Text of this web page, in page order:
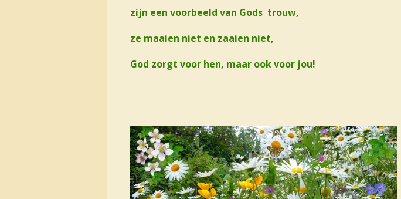
zijn een voorbeeld van Gods trouw,
ze maaien niet en zaaien niet,
God zorgt voor hen, maar ook voor jou!